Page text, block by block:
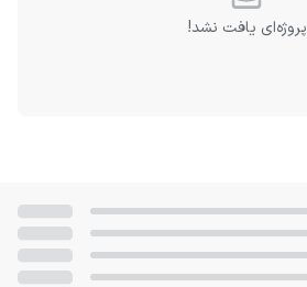
پروژه‌ای یافت نشد!